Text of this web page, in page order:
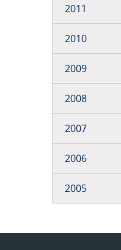
2011
2010
2009
2008
2007
2006
2005